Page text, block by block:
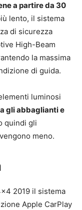
a partire da 30
lento, il sistema
di sicurezza
High-Beam
la massima
di guida.
luminosi
gli abbaglianti e
quindi gli
meno.
2019 il sistema
Apple CarPlay